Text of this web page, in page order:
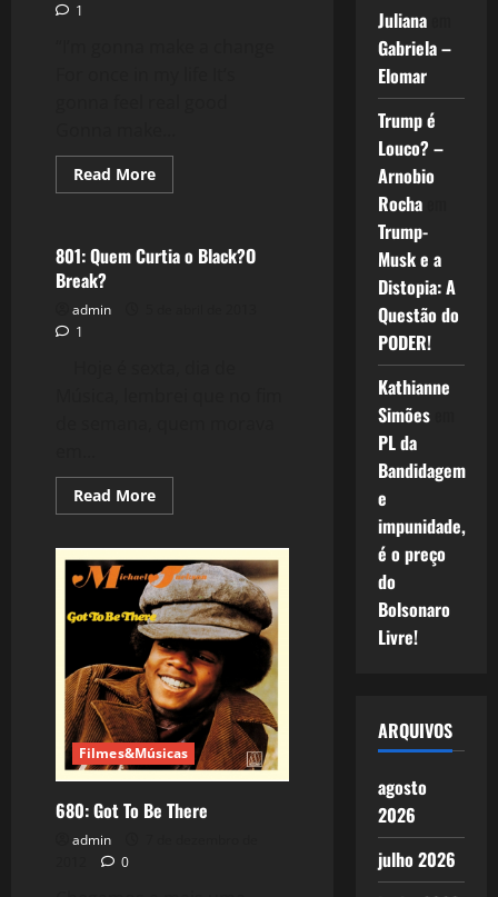
1
Read MoreRead
more
Cinco
Anos
Filmes&Músicas
801: Quem Curtia o Black?O
Break?
admin
1
Read MoreRead
more
Quem
Curtia
o
Black?
O
Break?
Filmes&Músicas
680: Got To Be There
admin
0
Julianaem
Gabriela –
Elomar
Trump é
Louco? –
Arnobio
Rochaem
Trump-
Musk e a
Distopia: A
Questão do
PODER!
Kathianne
Simõesem
PL da
Bandidagem
e
impunidade,
é o preço
do
Bolsonaro
Livre!
ARQUIVOS
agosto
2026
julho 2026